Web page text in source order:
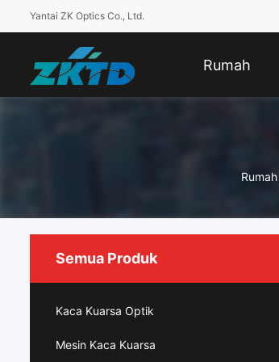
Yantai ZK Optics Co., Ltd.
Rumah
Rumah
Semua Produk
Kaca Kuarsa Optik
Mesin Kaca Kuarsa